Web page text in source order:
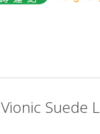
Suede